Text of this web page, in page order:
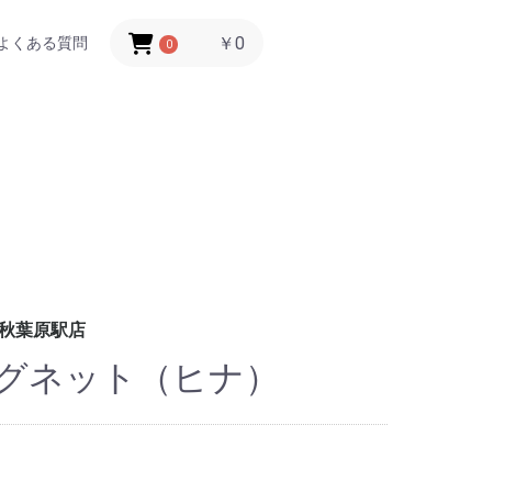
くある質問 0 ￥0
葉原駅店
ネット（ヒナ）